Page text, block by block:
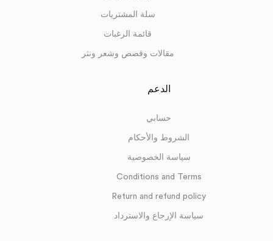
سلة المشتريات
قائمة الرغبات
مقالات وقصص وشعر ونثر
الدعم
حسابي
الشروط والأحكام
سياسة الخصوصية
Conditions and Terms
Return and refund policy
سياسة الإرجاع والاسترداد